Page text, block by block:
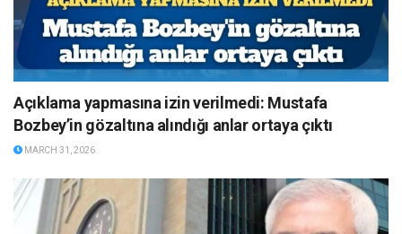
Açıklama yapmasına izin verilmedi: Mustafa
Bozbey’in gözaltına alındığı anlar ortaya çıktı
MARCH 31, 2026